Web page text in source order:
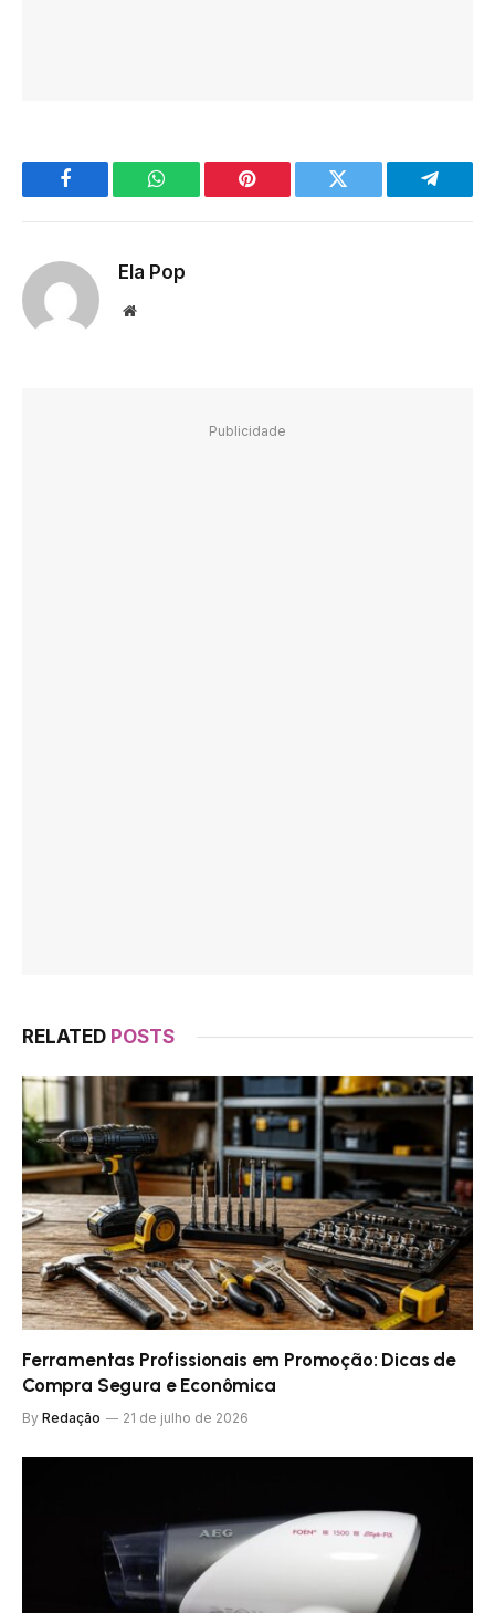
Facebook WhatsApp Pinterest Twitter
Ela Pop
Website
Publicidade
RELATED POSTS
Ferramentas Profissionais em Promoção: Dicas de
Compra Segura e Econômica
By Redação 21 de julho de 2026